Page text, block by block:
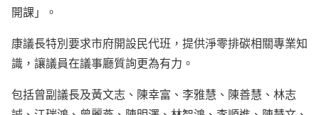
開課」。
康議長特別要求市府開設民代班，提供淨零排碳相關專業知
識，讓議員在議事廳質詢更為有力。
包括曾副議長及黃文志、陳幸富、李雅慧、陳善慧、林志